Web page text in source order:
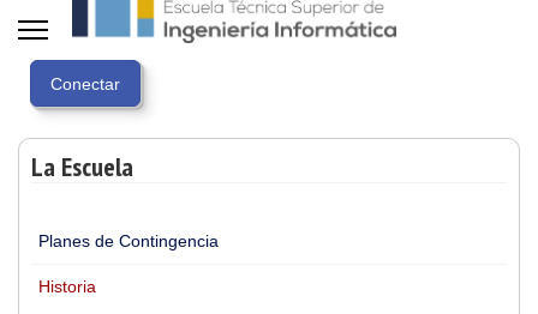
La Escuela
Planes de Contingencia
Historia